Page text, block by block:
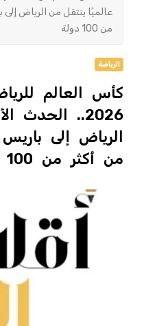
من 100 دولة
الرياضة
كأس العالم
2026.. الحدث
من أكثر من 100 دولة